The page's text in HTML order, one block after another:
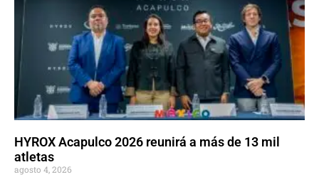
HYROX Acapulco 2026 reunirá a más de 13 mil
atletas
agosto 4, 2026